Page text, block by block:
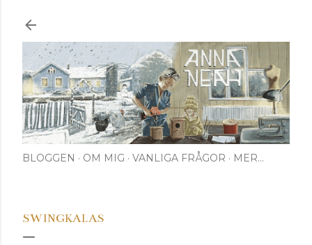
BLOGGEN OM MIG VANLIGA FRÅGOR MER…
SWINGKALAS